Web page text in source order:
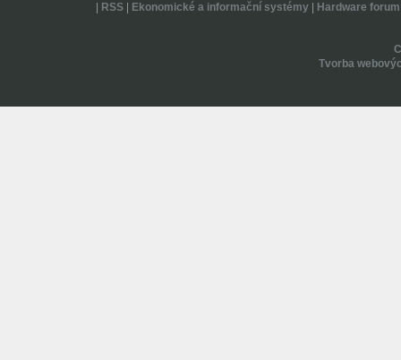
RSS| Ekonomické a informační systémy| Hardware forum
Tvorba